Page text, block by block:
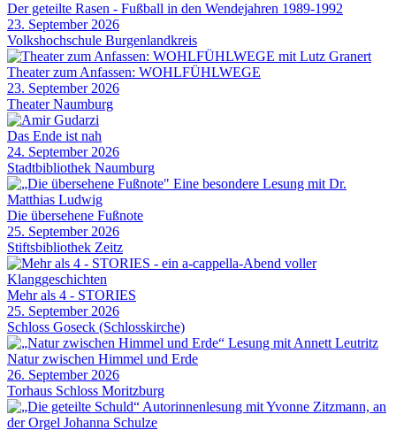
Der geteilte Rasen - Fußball in den Wendejahren 1989-1992
23. September 2026
Volkshochschule Burgenlandkreis
Theater zum Anfassen: WOHLFÜHLWEGE
23. September 2026
Theater Naumburg
Das Ende ist nah
24. September 2026
Stadtbibliothek Naumburg
Die übersehene Fußnote
25. September 2026
Stiftsbibliothek Zeitz
Mehr als 4 - STORIES
25. September 2026
Schloss Goseck (Schlosskirche)
Natur zwischen Himmel und Erde
26. September 2026
Torhaus Schloss Moritzburg